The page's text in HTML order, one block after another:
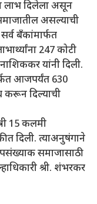
लाभ दिलेला असून
असल्याची
सर्व बँकांमार्फत
247 कोटी
यांनी दिली.
आजपर्यंत 630
करून दिल्याची
15 कलमी
दिली. त्याअनुषंगाने
समाजासाठी
श्री. शंभरकर